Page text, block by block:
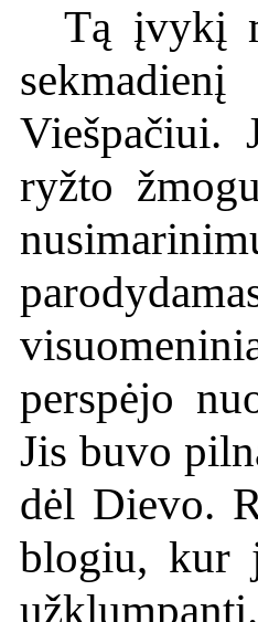
Tą įvykį
Viešpačiui.
ryžto
perspėjo
Jis buvo
dėl Dievo.
blogiu, kur
užklumpantį.